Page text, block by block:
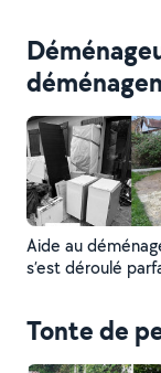
Aide au
s’est déroulé
Tonte de